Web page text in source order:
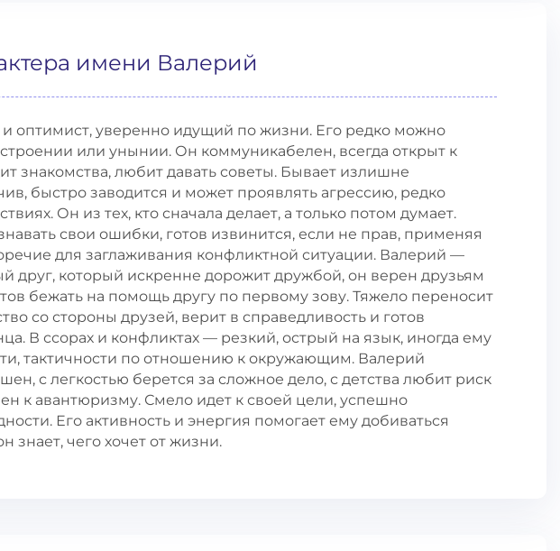
имени Валерий
оптимист, уверенно идущий по жизни. Его редко можно
или унынии. Он коммуникабелен, всегда открыт к
знакомства, любит давать советы. Бывает излишне
быстро заводится и может проявлять агрессию, редко
Он из тех, кто сначала делает, а только потом думает.
свои ошибки, готов извинится, если не прав, применяя
для заглаживания конфликтной ситуации. Валерий —
друг, который искренне дорожит дружбой, он верен друзьям
бежать на помощь другу по первому зову. Тяжело переносит
со стороны друзей, верит в справедливость и готов
В ссорах и конфликтах — резкий, острый на язык, иногда ему
тактичности по отношению к окружающим. Валерий
с легкостью берется за сложное дело, с детства любит риск
к авантюризму. Смело идет к своей цели, успешно
Его активность и энергия помогает ему добиваться
знает, чего хочет от жизни.